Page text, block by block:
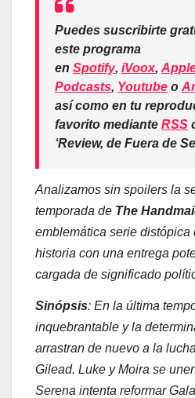
Puedes suscribirte
este programa
en Spotify, iVoox,
Podcasts, Youtube o
así como en tu
favorito mediante RSS
‘Review, de Fuera de
Analizamos sin spoilers la
temporada de The
emblemática serie distópica
historia con una entrega
cargada de significado
Sinópsis: En la última
inquebrantable y la
arrastran de nuevo a la
Gilead. Luke y Moira se
Serena intenta reformar